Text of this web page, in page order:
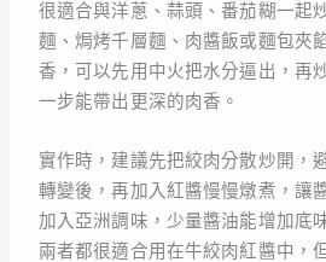
很適合與洋蔥、蒜頭、番茄糊一起
麵、焗烤千層麵、肉醬飯或麵包夾
香，可以先用中火把水分逼出，再
一步能帶出更深的肉香。
實作時，建議先把絞肉分散炒開，
轉變後，再加入紅醬慢慢燉煮，讓
加入亞洲調味，少量醬油能增加底
兩者都很適合用在牛絞肉紅醬中，